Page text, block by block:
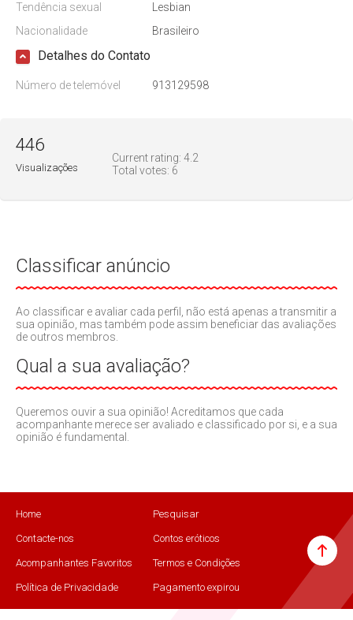
Tendência sexual
Lesbian
Nacionalidade
Brasileiro
Detalhes do Contato
Número de telemóvel 913129598
Current rating: 4.2
Total votes: 6
446
Visualizações
Classificar anúncio
Ao classificar e avaliar cada perfil, não está apenas a transmitir a
sua opinião, mas também pode assim beneficiar das avaliações
de outros membros.
Qual a sua avaliação?
Queremos ouvir a sua opinião! Acreditamos que cada
acompanhante merece ser avaliado e classificado por si, e a sua
opinião é fundamental.
Home Pesquisar
Contacte-nos Contos eróticos
Acompanhantes Favoritos Termos e Condições
Política de Privacidade Pagamento expirou